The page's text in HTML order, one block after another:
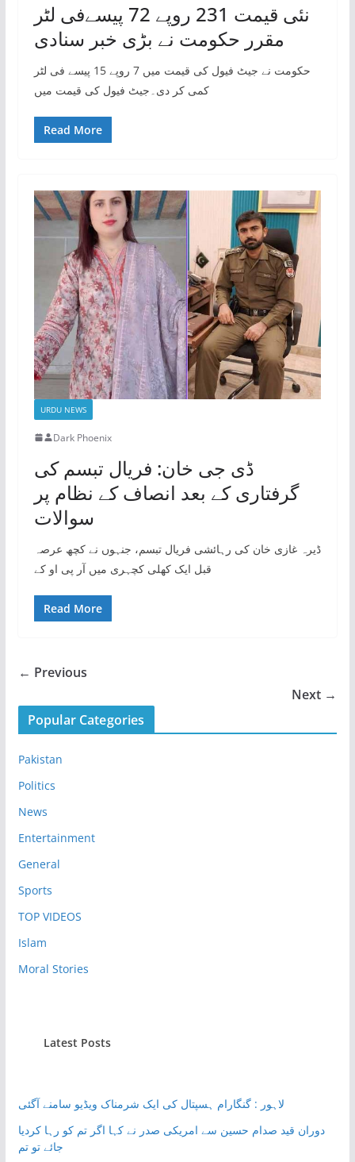
نئی قیمت 231 روپے 72 پیسےفی لٹر
مقرر حکومت نے بڑی خبر سنادی
حکومت نے جیٹ فیول کی قیمت میں 7 روپے 15 پیسے فی لٹر
کمی کر دی۔جیٹ فیول کی قیمت میں
Read More
URDU NEWS
Dark Phoenix
ڈی جی خان: فریال تبسم کی
گرفتاری کے بعد انصاف کے نظام پر
سوالات
ڈیرہ غازی خان کی رہائشی فریال تبسم، جنہوں نے کچھ عرصہ
قبل ایک کھلی کچہری میں آر پی او کے
Read More
← Previous
Next →
Popular Categories
Pakistan
Politics
News
Entertainment
General
Sports
TOP VIDEOS
Islam
Moral Stories
Latest Posts
لاہور : گنگارام ہسپتال کی ایک شرمناک ویڈیو سامنے آگئی
دوران قید صدام حسین سے امریکی صدر نے کہا اگر تم کو رہا کردیا
جائے تو تم